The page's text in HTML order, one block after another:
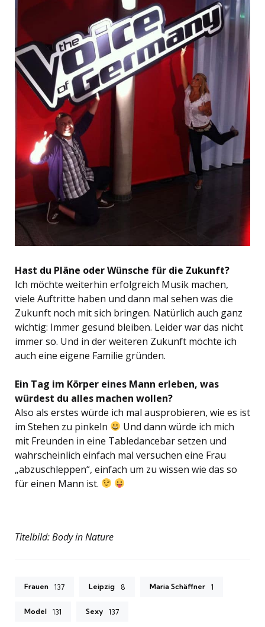
Hast du Pläne oder Wünsche für die Zukunft?
Ich möchte weiterhin erfolgreich Musik machen,
viele Auftritte haben und dann mal sehen was die
Zukunft noch mit sich bringen. Natürlich auch ganz
wichtig: Immer gesund bleiben. Leider war das nicht
immer so. Und in der weiteren Zukunft möchte ich
auch eine eigene Familie gründen.
Ein Tag im Körper eines Mann erleben, was
würdest du alles machen wollen?
Also als erstes würde ich mal ausprobieren, wie es ist
im Stehen zu pinkeln
Und dann würde ich mich
mit Freunden in eine Tabledancebar setzen und
wahrscheinlich einfach mal versuchen eine Frau
„abzuschleppen“, einfach um zu wissen wie das so
für einen Mann ist.
Titelbild: Body in Nature
Frauen 137 Leipzig 8 Maria Schäffner 1
Model 131 Sexy 137